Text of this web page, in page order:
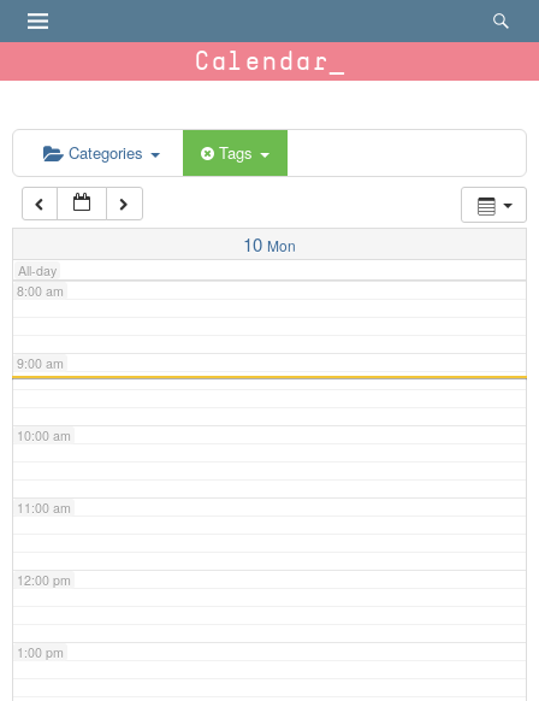
Calendar
Categories Tags
10 Mon
All-day
6:00 am
7:00 am
8:00 am
9:00 am
10:00 am
11:00 am
12:00 pm
1:00 pm